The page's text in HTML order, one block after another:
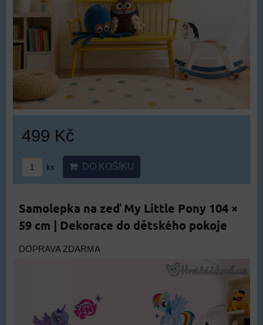
499 Kč
ks DO KOŠÍKU
Samolepka na zeď My Little Pony 104 ×
59 cm | Dekorace do dětského pokoje
DOPRAVA ZDARMA